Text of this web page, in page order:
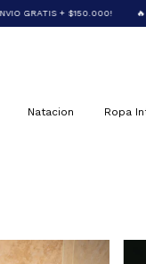
🔥 HOY 20% OFF con
Natacion Ropa